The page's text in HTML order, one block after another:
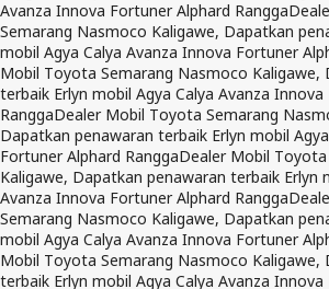
Avanza Innova Fortuner Alphard Rangga
Semarang Nasmoco Kaligawe, Dapatkan
mobil Agya Calya Avanza Innova Fortuner
Mobil Toyota Semarang Nasmoco Kaligawe,
terbaik Erlyn mobil Agya Calya Avanza
RanggaDealer Mobil Toyota Semarang
Dapatkan penawaran terbaik Erlyn mobil
Fortuner Alphard RanggaDealer Mobil
Kaligawe, Dapatkan penawaran terbaik Erlyn
Avanza Innova Fortuner Alphard Rangga
Semarang Nasmoco Kaligawe, Dapatkan
mobil Agya Calya Avanza Innova Fortuner
Mobil Toyota Semarang Nasmoco Kaligawe,
terbaik Erlyn mobil Agya Calya Avanza